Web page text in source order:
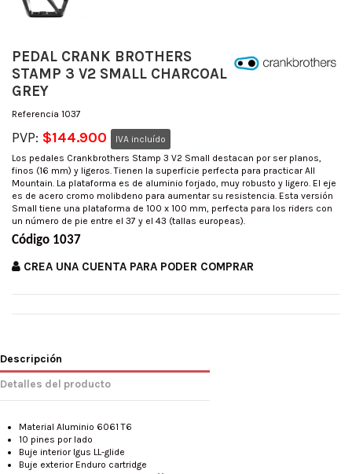
PEDAL CRANK BROTHERS
STAMP 3 V2 SMALL CHARCOAL
GREY
Referencia 1037
PVP: $144.900
IVA incluído
Los pedales Crankbrothers Stamp 3 V2 Small destacan por ser planos,
finos (16 mm) y ligeros. Tienen la superficie perfecta para practicar All
Mountain. La plataforma es de aluminio forjado, muy robusto y ligero. El eje
es de acero cromo molibdeno para aumentar su resistencia. Esta versión
Small tiene una plataforma de 100 x 100 mm, perfecta para los riders con
un número de pie entre el 37 y el 43 (tallas europeas).
Código 1037
CREA UNA CUENTA PARA PODER COMPRAR
Descripción
Detalles del producto
Material Aluminio 6061 T6
10 pines por lado
Buje interior Igus LL-glide
Buje exterior Enduro cartridge